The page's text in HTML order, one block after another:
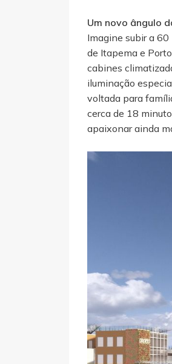
Um novo ângulo
Imagine subir a
de Itapema e
cabines
iluminação
voltada para
cerca de 18
apaixonar ainda